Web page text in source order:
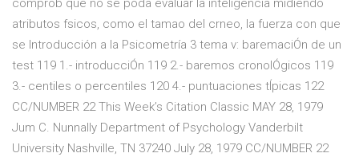
comprob que no se poda evaluar la inteligencia midiendo
atributos fsicos, como el tamao del crneo, la fuerza con que
se Introducción a la Psicometría 3 tema v: baremaciÓn de un
test 119 1.- introducciÓn 119 2.- baremos cronolÓgicos 119
3.- centiles o percentiles 120 4.- puntuaciones tÍpicas 122
CC/NUMBER 22 This Week’s Citation Classic MAY 28, 1979
Jum C. Nunnally Department of Psychology Vanderbilt
University Nashville, TN 37240 July 28, 1979 CC/NUMBER 22